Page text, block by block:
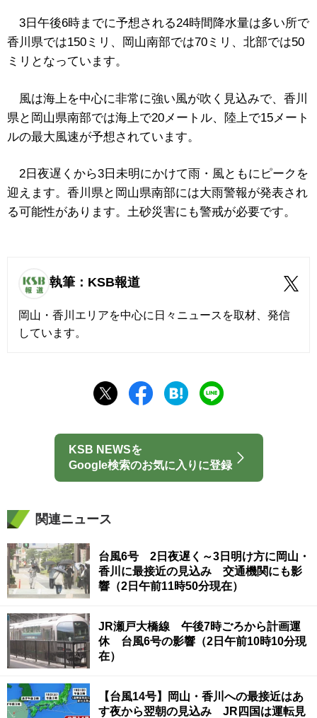
3日午後6時までに予想される24時間降水量は多い所で
香川県では150ミリ、岡山南部では70ミリ、北部では50
ミリとなっています。
風は海上を中心に非常に強い風が吹く見込みで、香川
県と岡山県南部では海上で20メートル、陸上で15メート
ルの最大風速が予想されています。
2日夜遅くから3日未明にかけて雨・風ともにピークを
迎えます。香川県と岡山県南部には大雨警報が発表され
る可能性があります。土砂災害にも警戒が必要です。
執筆：KSB報道
岡山・香川エリアを中心に日々ニュースを取材、発信
しています。
KSB NEWSを
Google検索のお気に入りに登録
関連ニュース
台風6号 2日夜遅く～3日明け方に岡山・
香川に最接近の見込み 交通機関にも影
響（2日午前11時50分現在）
JR瀬戸大橋線 午後7時ごろから計画運
休 台風6号の影響（2日午前10時10分現
在）
【台風14号】岡山・香川への最接近はあ
す夜から翌朝の見込み JR四国は運転見